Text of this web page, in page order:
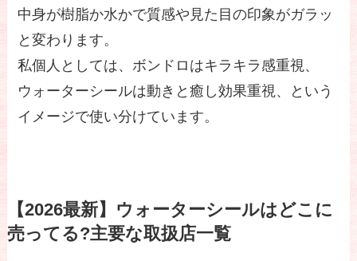
中身が樹脂か水かで質感や見た目の印象がガラッ
と変わります。
私個人としては、ボンドロはキラキラ感重視、
ウォーターシールは動きと癒し効果重視、という
イメージで使い分けています。
【2026最新】ウォーターシールはどこに
売ってる?主要な取扱店一覧